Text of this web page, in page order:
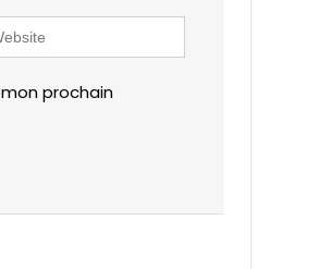
prochain